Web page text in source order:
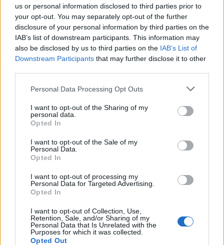
us or personal information disclosed to third parties prior to
your opt-out. You may separately opt-out of the further
disclosure of your personal information by third parties on the
IAB’s list of downstream participants. This information may
also be disclosed by us to third parties on the IAB’s List of
Downstream Participants that may further disclose it to other
Personal Data Processing Opt Outs
I want to opt-out of the Sharing of my
personal data.
Opted In
I want to opt-out of the Sale of my
Personal Data.
Opted In
I want to opt-out of processing my
Personal Data for Targeted Advertising.
Opted In
I want to opt-out of Collection, Use,
Retention, Sale, and/or Sharing of my
Personal Data that Is Unrelated with the
Purposes for which it was collected.
Opted Out
Κρατήσεις / Reservations: 210 6815774
Info:
Περικλέους 31, 152 32 Χαλάνδρι – Τηλ.: 210
6815774
www.chefi.gr
ΜΕΝΟΥ